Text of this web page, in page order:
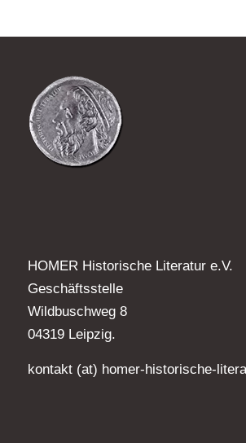
HOMER Historische Literatur e.V.
Geschäftsstelle
Wildbuschweg 8
04319 Leipzig.
kontakt (at) homer-historische-